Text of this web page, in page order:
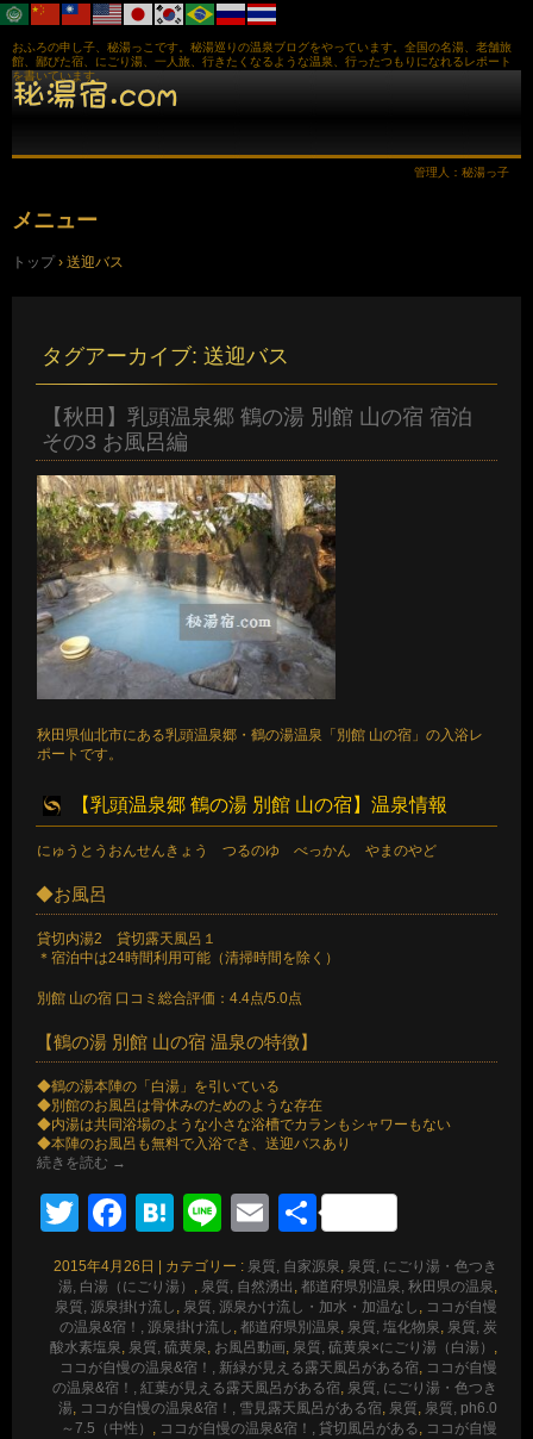
おふろの申し子、秘湯っこです。秘湯巡りの温泉ブログをやっています。全国の名湯、老舗旅
館、鄙びた宿、にごり湯、一人旅、行きたくなるような温泉、行ったつもりになれるレポート
を書いています。
管理人：秘湯っ子
メニュー
ン
トップ › 送迎バス
タグアーカイブ: 送迎バス
【秋田】乳頭温泉郷 鶴の湯 別館 山の宿 宿泊
その3 お風呂編
秋田県仙北市にある乳頭温泉郷・鶴の湯温泉「別館 山の宿」の入浴レ
ポートです。
【乳頭温泉郷 鶴の湯 別館 山の宿】温泉情報
にゅうとうおんせんきょう つるのゆ べっかん やまのやど
◆お風呂
貸切内湯2 貸切露天風呂１
＊宿泊中は24時間利用可能（清掃時間を除く）
別館 山の宿 口コミ総合評価：4.4点/5.0点
【鶴の湯 別館 山の宿 温泉の特徴】
◆鶴の湯本陣の「白湯」を引いている
◆別館のお風呂は骨休みのためのような存在
◆内湯は共同浴場のような小さな浴槽でカランもシャワーもない
◆本陣のお風呂も無料で入浴でき、送迎バスあり
続きを読む →
TwitterFacebook
Hatena
LineEmail
共
有
2015年4月26日 カテゴリー : 泉質, 自家源泉, 泉質, にごり湯・色つき
湯, 白湯（にごり湯） , 泉質, 自然湧出 , 都道府県別温泉, 秋田県の温泉,
泉質, 源泉掛け流し , 泉質, 源泉かけ流し・加水・加温なし , ココが自慢
の温泉&宿！, 源泉掛け流し , 都道府県別温泉, 泉質, 塩化物泉, 泉質, 炭
酸水素塩泉, 泉質, 硫黄泉, お風呂動画, 泉質, 硫黄泉×にごり湯（白湯） ,
ココが自慢の温泉&宿！, 新緑が見える露天風呂がある宿, ココが自慢
の温泉&宿！, 紅葉が見える露天風呂がある宿, 泉質, にごり湯・色つき
湯, ココが自慢の温泉&宿！, 雪見露天風呂がある宿, 泉質, 泉質, ph6.0
～7.5（中性） , ココが自慢の温泉&宿！, 貸切風呂がある, ココが自慢